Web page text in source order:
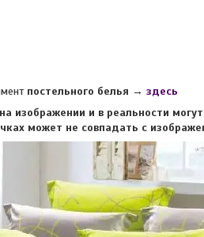
постельного белья → здесь
и в реальности
может не совпадать с